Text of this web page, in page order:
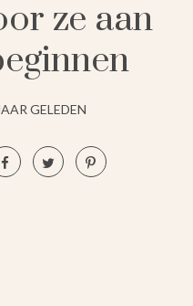
ze aan
GELEDEN